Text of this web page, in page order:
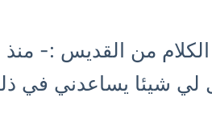
من القديس :-
لي شيئا يساعدني في